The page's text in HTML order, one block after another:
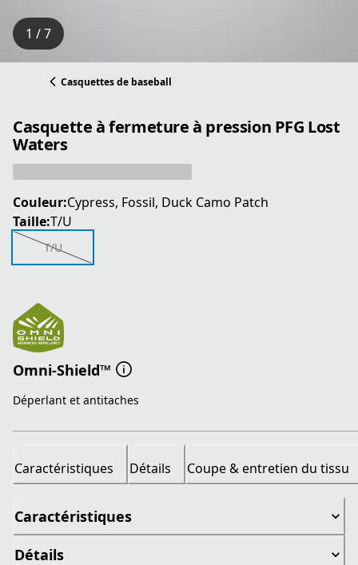
1 / 7
Casquettes de baseball
Casquette à fermeture à pression PFG Lost
Waters
Couleur:Cypress, Fossil, Duck Camo Patch
Taille:T/U
T/U
Omni-Shield™
Déperlant et antitaches
Caractéristiques Détails Coupe & entretien du tissu
Caractéristiques
Détails